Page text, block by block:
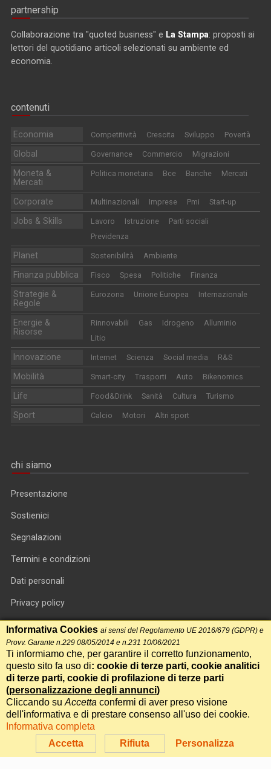
partnership
Collaborazione tra "quoted business" e La Stampa: proposti ai
lettori del quotidiano articoli selezionati su ambiente ed
economia.
contenuti
Economia Competitività Crescita Sviluppo Povertà
Global Governance Commercio Migrazioni
Moneta &
Mercati
Politica monetaria Bce Banche Mercati
Corporate Multinazionali Imprese Pmi Start-up
Jobs & Skills Lavoro Istruzione
Parti sociali
Previdenza
Planet Sostenibilità Ambiente
Finanza pubblica Fisco Spesa Politiche Finanza
Strategie &
Regole
Eurozona Unione Europea Internazionale
Energie &
Risorse
Rinnovabili Gas Idrogeno
Alluminio
Litio
Innovazione Internet Scienza Social media R&S
Mobilità Smart-city Trasporti Auto Bikenomics
Life Food&Drink Sanità Cultura Turismo
Sport Calcio Motori Altri sport
chi siamo
Presentazione
Sostienici
Segnalazioni
Termini e condizioni
Dati personali
Privacy policy
Informativa cookie
RSS feed
RSS Top News
Contatti
International Communication S.r.l. • P.IVA 14478081004 • Testata
giornalistica n.191, reg. Tribunale di Roma del 14/12/2017
Powered byItala
Accetta Rifiuta Personalizza
Informativa Cookies ai sensi del Regolamento UE 2016/679 (GDPR) e
Provv. Garante n.229 08/05/2014 e n.231 10/06/2021
Ti informiamo che, per garantire il corretto funzionamento,
questo sito fa uso di: cookie di terze parti, cookie analitici
di terze parti, cookie di profilazione di terze parti
(personalizzazione degli annunci)
Cliccando su Accetta confermi di aver preso visione
dell'informativa e di prestare consenso all'uso dei cookie.
Informativa completa